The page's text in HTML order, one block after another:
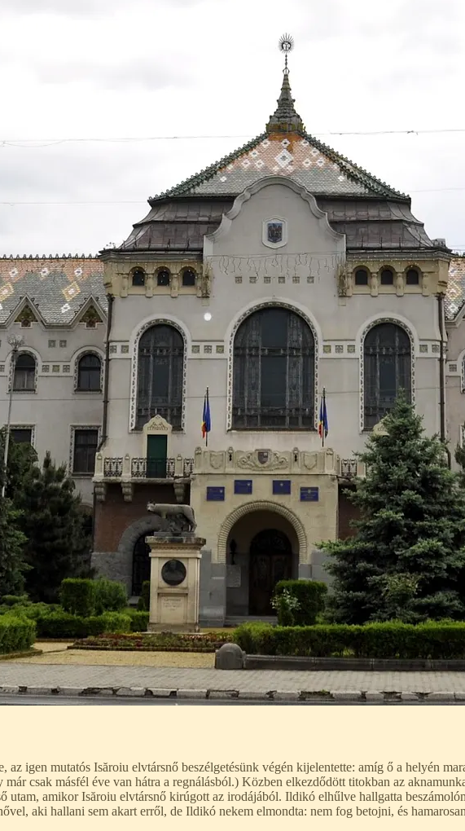
az igen mutatós Isăroiu elvtársnő beszélgetésünk végén kijelentette: amíg ő a helyén
csak másfél éve van hátra a regnálásból.) Közben elkezdődött titokban az
amikor Isăroiu elvtársnő kirúgott az irodájából. Ildikó elhűlve hallgatta
aki hallani sem akart erről, de Ildikó nekem elmondta: nem fog betojni, és